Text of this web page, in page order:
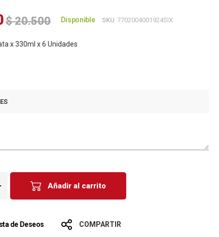
$ 20.500 Disponible SKU 7702004001924SIX
x 330ml x 6 Unidades
Añadir al carrito
de Deseos COMPARTIR